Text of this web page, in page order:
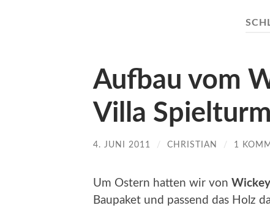
Aufbau vom
Villa Spielturm
4. JUNI 2011 / CHRISTIAN / 1
Um Ostern hatten wir von Wickey
Baupaket und passend das Holz